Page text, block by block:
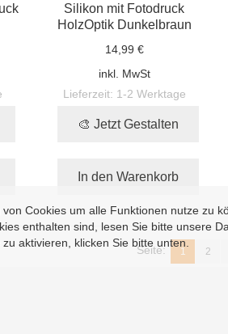
Cookies um alle Funktionen nutze zu
enthalten sind, lesen Sie bitte unsere
aktivieren, klicken Sie bitte unten.
Silikon mit Fotodruck
HolzOptik Dunkelbraun
14,99 €
inkl. MwSt
Lieferzeit: 1-2 Werktage
🎨 Jetzt Gestalten
In den Warenkorb
Seite: 1 2